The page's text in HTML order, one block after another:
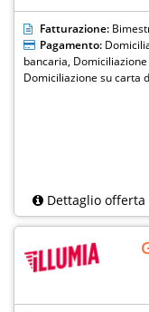
Fatturazione:
Pagamento:
bancaria,
Domiciliazione su carta
Dettaglio offerta